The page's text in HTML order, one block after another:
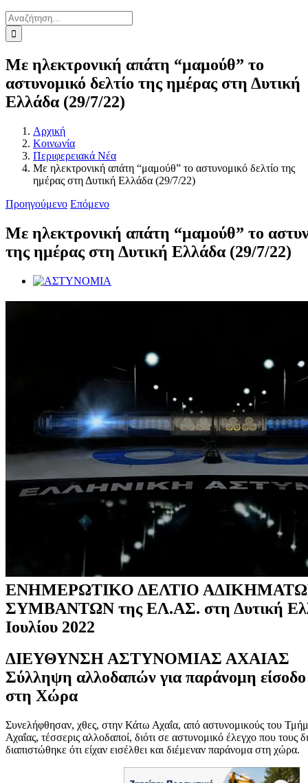
Αναζήτηση
για:
Με ηλεκτρονική απάτη “μαμούθ” το
αστυνομικό δελτίο της ημέρας στη Δυτική
Ελλάδα (29/7/22)
Αρχική
Κοινωνία
Περιφερειακά Νέα
Με ηλεκτρονική απάτη “μαμούθ” το αστυνομικό δελτίο της
ημέρας στη Δυτική Ελλάδα (29/7/22)
Προηγούμενο Επόμενο
Με ηλεκτρονική απάτη “μαμούθ” το
της ημέρας στη Δυτική Ελλάδα (29/7/22)
Προβολή
εικόνας
ΕΝΗΜΕΡΩΤΙΚΟ ΔΕΛΤΙΟ
ΣΥΜΒΑΝΤΩΝ της ΕΛ.ΑΣ. στη Δυτική
Ιουλίου 2022
ΔΙΕΥΘΥΝΣΗ ΑΣΤΥΝΟΜΙΑΣ ΑΧΑΙΑΣ
Σύλληψη αλλοδαπών για παράνομη είσοδο
στη Χώρα
Συνελήφθησαν, χθες, στην Κάτω Αχαΐα, από αστυνομικούς του
Αχαΐας, τέσσερις αλλοδαποί, διότι σε αστυνομικό έλεγχο που τους
διαπιστώθηκε ότι είχαν εισέλθει και διέμεναν παράνομα στη χώρα.